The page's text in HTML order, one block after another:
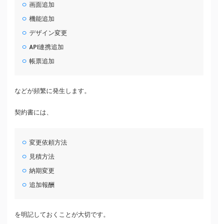
画面追加
機能追加
デザイン変更
API連携追加
帳票追加
などが頻繁に発生します。
契約書には、
変更依頼方法
見積方法
納期変更
追加報酬
を明記しておくことが大切です。